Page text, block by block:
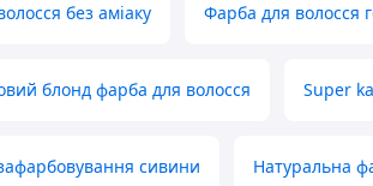
без аміаку Фарба для волосся
блонд фарба для волосся Super
сивини Натуральна